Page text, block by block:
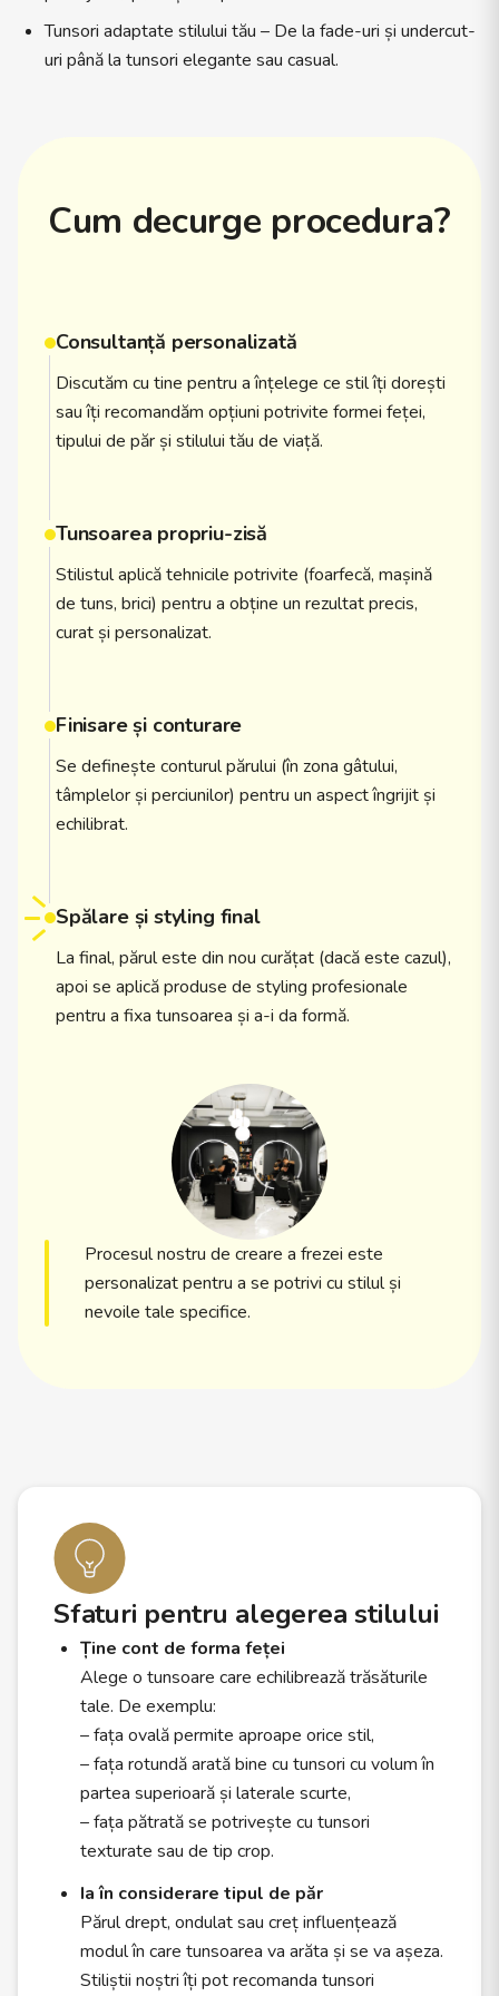
Tunsori adaptate stilului tău – De la fade-uri și undercut-
uri până la tunsori elegante sau casual.
Cum decurge procedura?
Consultanță personalizată
Discutăm cu tine pentru a înțelege ce stil îți dorești
sau îți recomandăm opțiuni potrivite formei feței,
tipului de păr și stilului tău de viață.
Tunsoarea propriu-zisă
Stilistul aplică tehnicile potrivite (foarfecă, mașină
de tuns, brici) pentru a obține un rezultat precis,
curat și personalizat.
Finisare și conturare
Se definește conturul părului (în zona gâtului,
tâmplelor și perciunilor) pentru un aspect îngrijit și
echilibrat.
Spălare și styling final
La final, părul este din nou curățat (dacă este cazul),
apoi se aplică produse de styling profesionale
pentru a fixa tunsoarea și a-i da formă.
Procesul nostru de creare a frezei este
personalizat pentru a se potrivi cu stilul și
nevoile tale specifice.
Sfaturi pentru alegerea stilului
Ține cont de forma feței
Alege o tunsoare care echilibrează trăsăturile
tale. De exemplu:
– fața ovală permite aproape orice stil,
– fața rotundă arată bine cu tunsori cu volum în
partea superioară și laterale scurte,
– fața pătrată se potrivește cu tunsori
texturate sau de tip crop.
Ia în considerare tipul de păr
Părul drept, ondulat sau creț influențează
modul în care tunsoarea va arăta și se va așeza.
Stiliștii noștri îți pot recomanda tunsori